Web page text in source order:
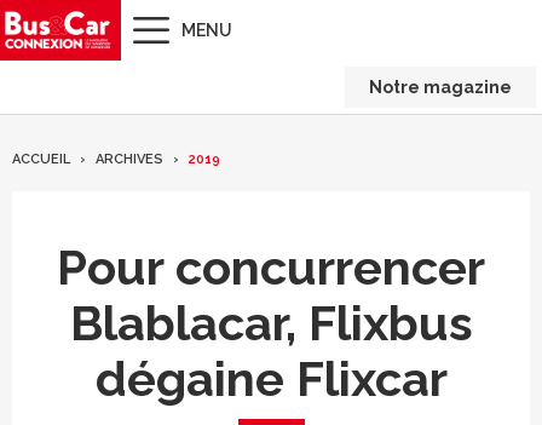
MENU
Notre magazine
ACCUEIL ARCHIVES 2019
Pour concurrencer
Blablacar, Flixbus
dégaine Flixcar